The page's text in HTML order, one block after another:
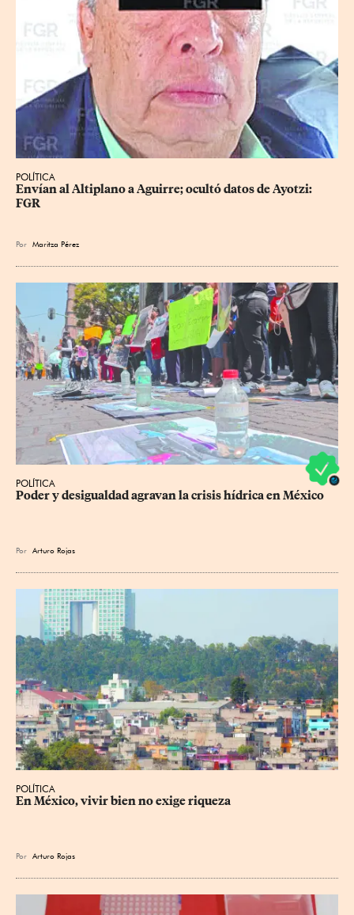
POLÍTICA
Envían al Altiplano a Aguirre; ocultó datos de Ayotzi:
FGR
Por Maritza Pérez
POLÍTICA
Poder y desigualdad agravan la crisis hídrica en México
Por Arturo Rojas
POLÍTICA
En México, vivir bien no exige riqueza
Por Arturo Rojas